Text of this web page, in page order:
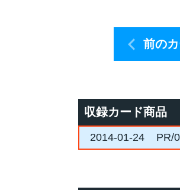
前の
収録カード商品
2014-01-24 PR/